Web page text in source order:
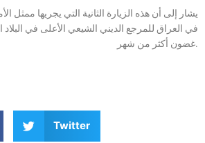
يشار إلى أن هذه الزيارة الثانية التي يجريها ممثل
في العراق للمرجع الديني الشيعي الأعلى في البلاد
غضون أكثر من شهر.
Twitter